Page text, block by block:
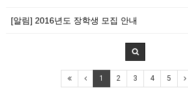
[알림] 2016년도 장학생 모집 안내
1 2 3 4 5